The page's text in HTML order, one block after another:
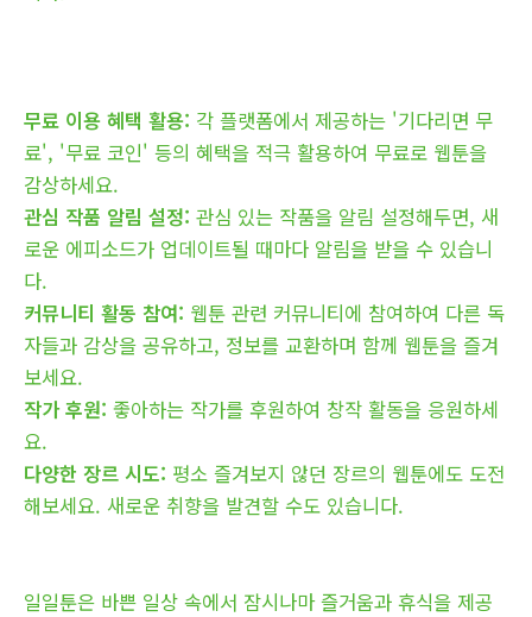
무료 이용 혜택 활용: 각 플랫폼에서 제공하는 '기다리면 무
료', '무료 코인' 등의 혜택을 적극 활용하여 무료로 웹툰을
감상하세요.
관심 작품 알림 설정: 관심 있는 작품을 알림 설정해두면, 새
로운 에피소드가 업데이트될 때마다 알림을 받을 수 있습니
다.
커뮤니티 활동 참여: 웹툰 관련 커뮤니티에 참여하여 다른 독
자들과 감상을 공유하고, 정보를 교환하며 함께 웹툰을 즐겨
보세요.
작가 후원: 좋아하는 작가를 후원하여 창작 활동을 응원하세
요.
다양한 장르 시도: 평소 즐겨보지 않던 장르의 웹툰에도 도전
해보세요. 새로운 취향을 발견할 수도 있습니다.
일일툰은 바쁜 일상 속에서 잠시나마 즐거움과 휴식을 제공